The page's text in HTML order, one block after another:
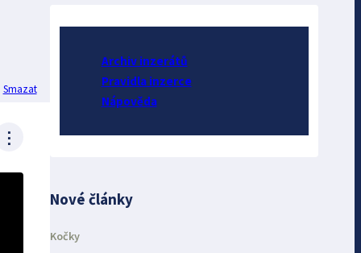
Smazat
⋮
Archiv inzerátů
Pravidla inzerce
Nápověda
Nové články
Kočky